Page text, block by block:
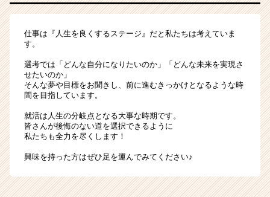
仕事は『人生を良くするステージ』だと私たちは考えていま
す。
選考では「どんな自分になりたいのか」「どんな未来を実現さ
せたいのか」
そんな夢や目標をお聞きし、前に進むきっかけとなるような時
間を目指しています。
就活は人生の分岐点となる大事な時期です。
皆さんが後悔のない道を選択できるように
私たちも全力を尽くします！
興味を持った方はぜひ足を運んでみてください♪